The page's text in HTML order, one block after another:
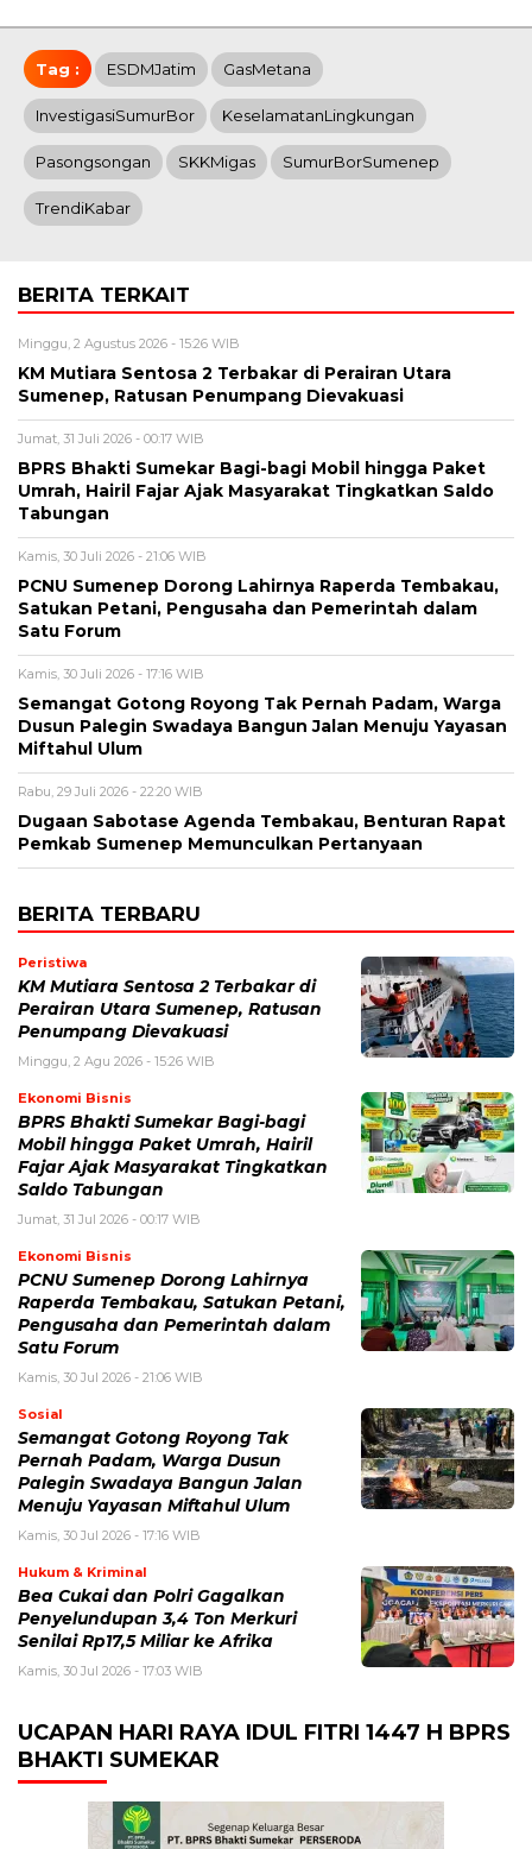
Tag : ESDMJatim GasMetana
InvestigasiSumurBor KeselamatanLingkungan
Pasongsongan SKKMigas SumurBorSumenep
TrendiKabar
BERITA TERKAIT
Minggu, 2 Agustus 2026 - 15:26 WIB
KM Mutiara Sentosa 2 Terbakar di Perairan Utara
Sumenep, Ratusan Penumpang Dievakuasi
Jumat, 31 Juli 2026 - 00:17 WIB
BPRS Bhakti Sumekar Bagi-bagi Mobil hingga Paket
Umrah, Hairil Fajar Ajak Masyarakat Tingkatkan Saldo
Tabungan
Kamis, 30 Juli 2026 - 21:06 WIB
PCNU Sumenep Dorong Lahirnya Raperda Tembakau,
Satukan Petani, Pengusaha dan Pemerintah dalam
Satu Forum
Kamis, 30 Juli 2026 - 17:16 WIB
Semangat Gotong Royong Tak Pernah Padam, Warga
Dusun Palegin Swadaya Bangun Jalan Menuju Yayasan
Miftahul Ulum
Rabu, 29 Juli 2026 - 22:20 WIB
Dugaan Sabotase Agenda Tembakau, Benturan Rapat
Pemkab Sumenep Memunculkan Pertanyaan
BERITA TERBARU
Peristiwa
KM Mutiara Sentosa 2 Terbakar di
Perairan Utara Sumenep, Ratusan
Penumpang Dievakuasi
Minggu, 2 Agu 2026 - 15:26 WIB
Ekonomi Bisnis
BPRS Bhakti Sumekar Bagi-bagi
Mobil hingga Paket Umrah, Hairil
Fajar Ajak Masyarakat Tingkatkan
Saldo Tabungan
Jumat, 31 Jul 2026 - 00:17 WIB
Ekonomi Bisnis
PCNU Sumenep Dorong Lahirnya
Raperda Tembakau, Satukan Petani,
Pengusaha dan Pemerintah dalam
Satu Forum
Kamis, 30 Jul 2026 - 21:06 WIB
Sosial
Semangat Gotong Royong Tak
Pernah Padam, Warga Dusun
Palegin Swadaya Bangun Jalan
Menuju Yayasan Miftahul Ulum
Kamis, 30 Jul 2026 - 17:16 WIB
Hukum & Kriminal
Bea Cukai dan Polri Gagalkan
Penyelundupan 3,4 Ton Merkuri
Senilai Rp17,5 Miliar ke Afrika
Kamis, 30 Jul 2026 - 17:03 WIB
UCAPAN HARI RAYA IDUL FITRI 1447 H BPRS
BHAKTI SUMEKAR